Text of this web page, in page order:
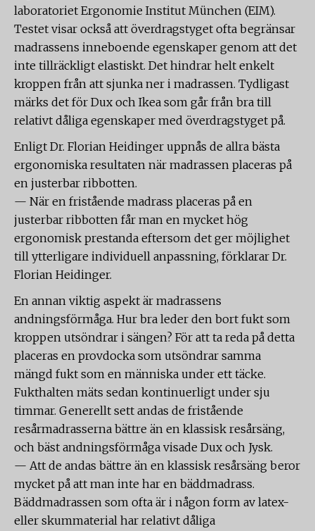
laboratoriet Ergonomie Institut München (EIM).
Testet visar också att överdragstyget ofta begränsar
madrassens inneboende egenskaper genom att det
inte tillräckligt elastiskt. Det hindrar helt enkelt
kroppen från att sjunka ner i madrassen. Tydligast
märks det för Dux och Ikea som går från bra till
relativt dåliga egenskaper med överdragstyget på.
Enligt Dr. Florian Heidinger uppnås de allra bästa
ergonomiska resultaten när madrassen placeras på
en justerbar ribbotten.
— När en fristående madrass placeras på en
justerbar ribbotten får man en mycket hög
ergonomisk prestanda eftersom det ger möjlighet
till ytterligare individuell anpassning, förklarar Dr.
Florian Heidinger.
En annan viktig aspekt är madrassens
andningsförmåga. Hur bra leder den bort fukt som
kroppen utsöndrar i sängen? För att ta reda på detta
placeras en provdocka som utsöndrar samma
mängd fukt som en människa under ett täcke.
Fukthalten mäts sedan kontinuerligt under sju
timmar. Generellt sett andas de fristående
resårmadrasserna bättre än en klassisk resårsäng,
och bäst andningsförmåga visade Dux och Jysk.
— Att de andas bättre än en klassisk resårsäng beror
mycket på att man inte har en bäddmadrass.
Bäddmadrassen som ofta är i någon form av latex-
eller skummaterial har relativt dåliga